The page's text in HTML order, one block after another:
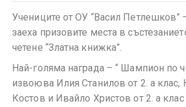
Учениците от ОУ “Васил Петлешков”
заеха призовите места в
четене “Златна книжка”.
Най-голяма награда – “ Шампион по
извоюва Илия Станилов от 2. а клас,
Костов и Ивайло Христов от 2. а клас